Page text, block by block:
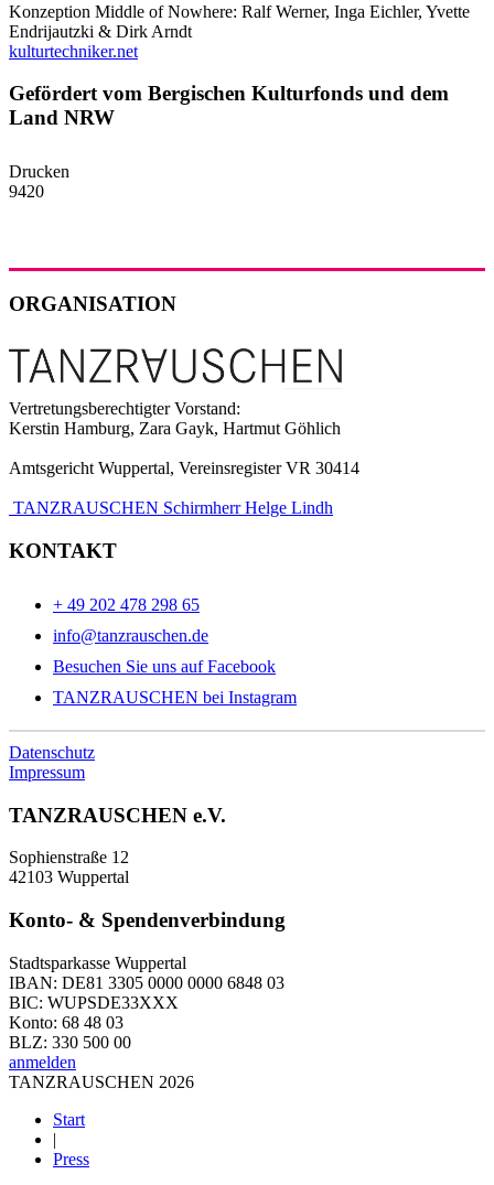
Konzeption Middle of Nowhere: Ralf Werner, Inga Eichler, Yvette
Endrijautzki & Dirk Arndt
kulturtechniker.net
Gefördert vom Bergischen Kulturfonds und dem
Land NRW
Drucken
9420
ORGANISATION
Vertretungsberechtigter Vorstand:
Kerstin Hamburg, Zara Gayk, Hartmut Göhlich
Amtsgericht Wuppertal, Vereinsregister VR 30414
TANZRAUSCHEN Schirmherr Helge Lindh
KONTAKT
+ 49 202 478 298 65
info@tanzrauschen.de
Besuchen Sie uns auf Facebook
TANZRAUSCHEN bei Instagram
Datenschutz
Impressum
TANZRAUSCHEN e.V.
Sophienstraße 12
42103 Wuppertal
Konto- & Spendenverbindung
Stadtsparkasse Wuppertal
IBAN: DE81 3305 0000 0000 6848 03
BIC: WUPSDE33XXX
Konto: 68 48 03
BLZ: 330 500 00
anmelden
TANZRAUSCHEN 2026
Start
|
Press